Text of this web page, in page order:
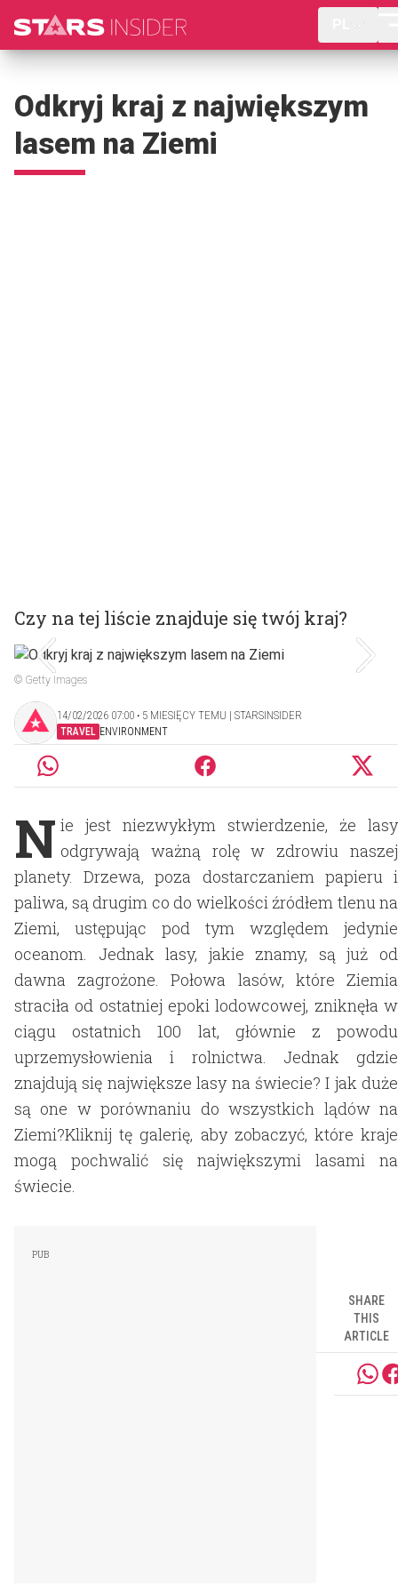
Odkryj kraj z największym
lasem na Ziemi
Czy na tej liście znajduje się twój kraj?
© Getty Images
14/02/2026 07:00 ‧ 5 MIESIĘCY TEMU | STARSINSIDER
TRAVEL ENVIRONMENT
N ie jest niezwykłym stwierdzenie, że lasy
odgrywają ważną rolę w zdrowiu naszej
planety. Drzewa, poza dostarczaniem papieru i
paliwa, są drugim co do wielkości źródłem tlenu na
Ziemi, ustępując pod tym względem jedynie
oceanom. Jednak lasy, jakie znamy, są już od
dawna zagrożone. Połowa lasów, które Ziemia
straciła od ostatniej epoki lodowcowej, zniknęła w
ciągu ostatnich 100 lat, głównie z powodu
uprzemysłowienia i rolnictwa. Jednak gdzie
znajdują się największe lasy na świecie? I jak duże
są one w porównaniu do wszystkich lądów na
Ziemi?Kliknij tę galerię, aby zobaczyć, które kraje
mogą pochwalić się największymi lasami na
świecie.
SHARE
THIS
ARTICLE